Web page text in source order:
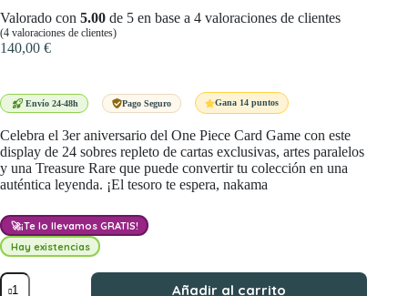
Valorado con 5.00 de 5 en base a 4 valoraciones de clientes
(4 valoraciones de clientes)
140,00 €
Envío 24-48h Pago Seguro Gana 14 puntos
Celebra el 3er aniversario del One Piece Card Game con este
display de 24 sobres repleto de cartas exclusivas, artes paralelos
y una Treasure Rare que puede convertir tu colección en una
auténtica leyenda. ¡El tesoro te espera, nakama
🚀¡Te lo llevamos GRATIS!
Hay existencias
One
Añadir al carrito